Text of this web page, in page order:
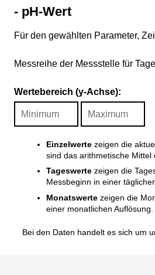
- pH-Wert
Für den gewählten Parameter,
Messreihe der Messstelle für
Wertebereich (y-Achse):
Einzelwertezeigen die
sind das arithmetische
Tageswertezeigen die
Messbeginn in einer
Monatswertezeigen die
einer monatlichen Auflösung.
Bei den Daten handelt es sich um